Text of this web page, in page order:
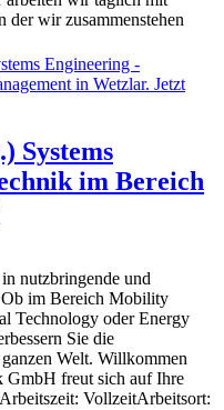
der wir zusammenstehen
Systems
im Bereich
nutzbringende und
im Bereich Mobility
Technology oder Energy
Sie die
Welt. Willkommen
GmbH freut sich auf Ihre
VollzeitArbeitsort: